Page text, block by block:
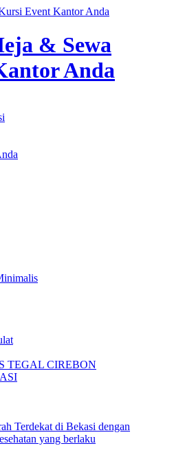
& Sewa
Anda
TEGAL CIREBON
Terdekat di Bekasi dengan
yang berlaku